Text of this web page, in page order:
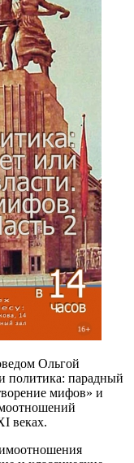
Ольгой
политика: парадный
мифов» и
веках.